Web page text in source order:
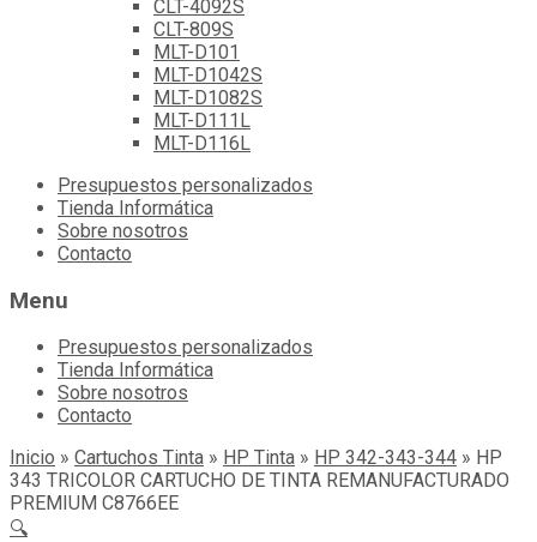
CLT-4092S
CLT-809S
MLT-D101
MLT-D1042S
MLT-D1082S
MLT-D111L
MLT-D116L
Skip
content
Presupuestos personalizados
Tienda Informática
Sobre nosotros
Contacto
Menu
Presupuestos personalizados
Tienda Informática
Sobre nosotros
Contacto
Inicio » Cartuchos Tinta » HP Tinta » HP 342-343-344 » HP
343 TRICOLOR CARTUCHO DE TINTA REMANUFACTURADO
PREMIUM C8766EE
🔍